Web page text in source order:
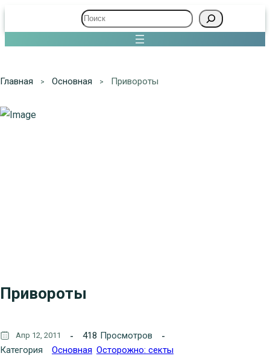
Поиск
Главная Основная Привороты
Привороты
Апр 12, 2011 418 Просмотров
Категория
Основная Осторожно: секты